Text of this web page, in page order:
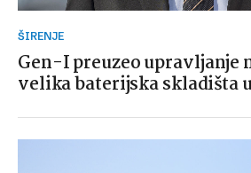
ŠIRENJE
Gen-I preuzeo upravljanje
velika baterijska skladišta